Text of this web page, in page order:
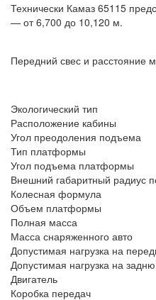
Технически Камаз 65115
— от 6,700 до 10,120 м.
Передний свес и
Экологический тип
Расположение кабины
Угол преодоления подъема
Тип платформы
Угол подъема платформы
Внешний габаритный радиус
Колесная формула
Объем платформы
Полная масса
Масса снаряженного авто
Допустимая нагрузка на
Допустимая нагрузка на
Двигатель
Коробка передач